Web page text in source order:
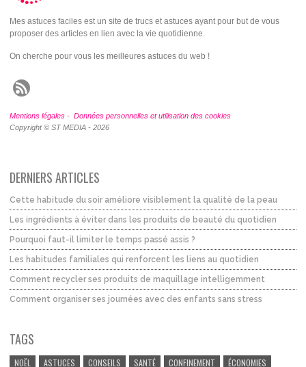
Mes astuces faciles est un site de trucs et astuces ayant pour but de vous
proposer des articles en lien avec la vie quotidienne.
On cherche pour vous les meilleures astuces du web !
Mentions légales - Données personnelles et utilisation des cookies
Copyright © ST MEDIA - 2026
DERNIERS ARTICLES
Cette habitude du soir améliore visiblement la qualité de la peau
Les ingrédients à éviter dans les produits de beauté du quotidien
Pourquoi faut-il limiter le temps passé assis ?
Les habitudes familiales qui renforcent les liens au quotidien
Comment recycler ses produits de maquillage intelligemment
Comment organiser ses journées avec des enfants sans stress
TAGS
NOËL ASTUCES CONSEILS SANTÉ CONFINEMENT ÉCONOMIES